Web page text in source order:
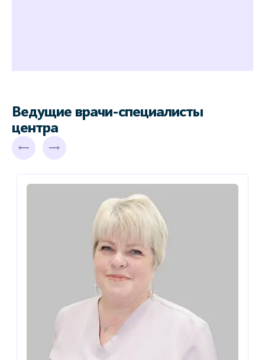
Ведущие врачи-специалисты
центра